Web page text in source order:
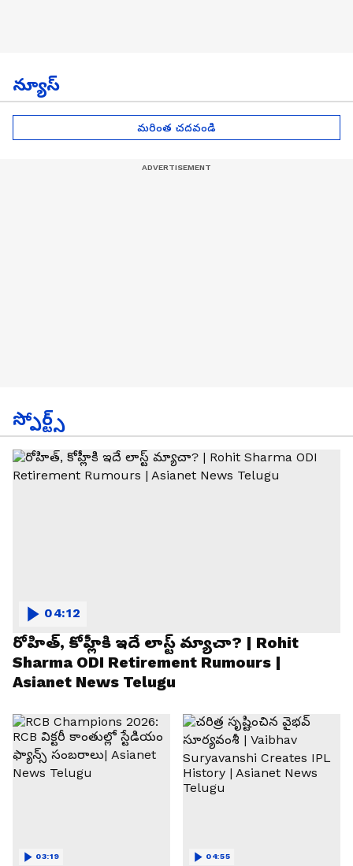
న్యూస్
మరింత చదవండి
స్పోర్ట్స్
రోహిత్, కోహ్లీకి ఇదే లాస్ట్ మ్యాచా? | Rohit
Sharma ODI Retirement Rumours |
Asianet News Telugu
04:12
03:19 04:55